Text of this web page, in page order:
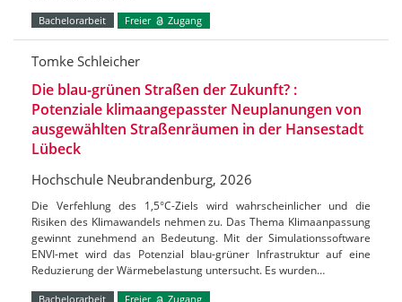
Bachelorarbeit Freier Zugang
Tomke Schleicher
Die blau-grünen Straßen der Zukunft? :
Potenziale klimaangepasster Neuplanungen von
ausgewählten Straßenräumen in der Hansestadt
Lübeck
Hochschule Neubrandenburg, 2026
Die Verfehlung des 1,5°C-Ziels wird wahrscheinlicher und die
Risiken des Klimawandels nehmen zu. Das Thema Klimaanpassung
gewinnt zunehmend an Bedeutung. Mit der Simulationssoftware
ENVI-met wird das Potenzial blau-grüner Infrastruktur auf eine
Reduzierung der Wärmebelastung untersucht. Es wurden…
Bachelorarbeit Freier Zugang